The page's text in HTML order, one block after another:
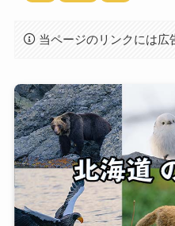
当ページのリンクには広